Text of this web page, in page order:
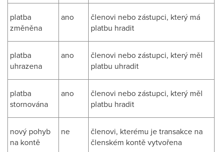
platba
změněna
ano
členovi nebo zástupci, který má
platbu hradit
platba
uhrazena
ano
členovi nebo zástupci, který měl
platbu uhradit
platba
stornována
ano
členovi nebo zástupci, který měl
platbu hradit
nový pohyb
na kontě
ne
členovi, kterému je transakce na
členském kontě vytvořena